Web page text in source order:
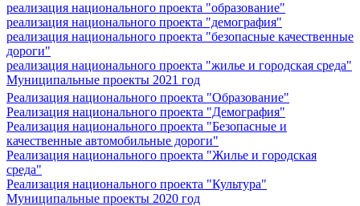
реализация национального проекта "образование"
реализация национального проекта "демография"
реализация национального проекта "безопасные качественные
дороги"
реализация национального проекта "жилье и городская среда"
Муниципальные проекты 2021 год
Реализация национального проекта "Образование"
Реализация национального проекта "Демография"
Реализация национального проекта "Безопасные и
качественные автомобильные дороги"
Реализация национального проекта "Жилье и городская
среда"
Реализация национального проекта "Культура"
Муниципальные проекты 2020 год